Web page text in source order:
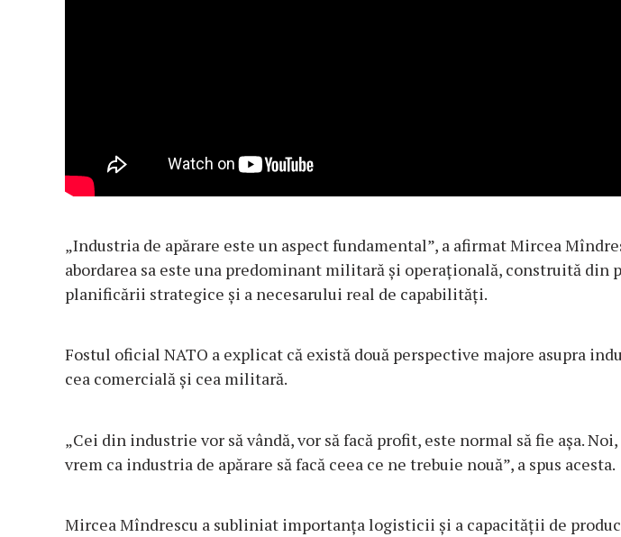
„Industria de apărare este un aspect fundamental”, a afirmat Mircea
abordarea sa este una predominant militară și operațională, construită din
planificării strategice și a necesarului real de capabilități.
Fostul oficial NATO a explicat că există două perspective majore asupra
cea comercială și cea militară.
„Cei din industrie vor să vândă, vor să facă profit, este normal să fie așa.
vrem ca industria de apărare să facă ceea ce ne trebuie nouă”, a spus acesta.
Mircea Mîndrescu a subliniat importanța logisticii și a capacității de